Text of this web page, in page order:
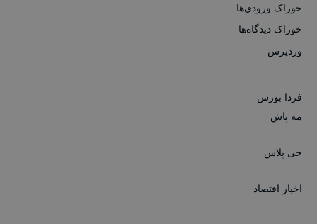
خوراک ورودی‌ها
خوراک دیدگاه‌ها
وردپرس
فردا بورس
مه پاش
جی پلاس
اخبار اقتصاد